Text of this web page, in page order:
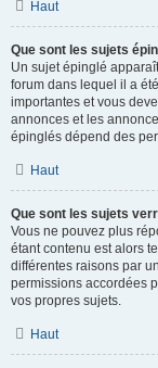
Haut
Que sont les sujets
Un sujet épinglé
forum dans lequel il a
importantes et vous
annonces et les
épinglés dépend des
Haut
Que sont les sujets
Vous ne pouvez plus
étant contenu est alors
différentes raisons par
permissions accordées
vos propres sujets.
Haut